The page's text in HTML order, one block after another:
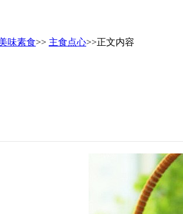
味素食>> 主食点心>>正文内容